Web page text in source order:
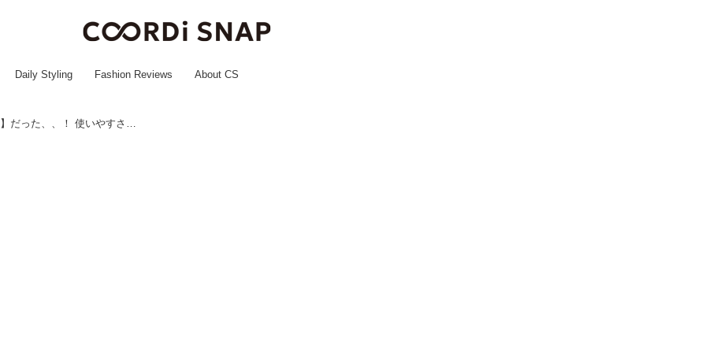
Daily Styling Fashion Reviews About CS
子育て世代の味方は【ワークマン】だった、、！ 使いやすさ抜群♡「デイリーバッグ」